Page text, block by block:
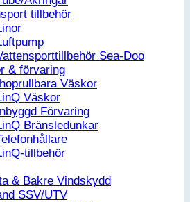
tillbehör
Sea-Doo
& förvaring
Ihoprullbara Väskor
Väskor
Inbyggd Förvaring
Bränsledunkar
tillbehör
& Bakre Vindskydd
SSV/UTV